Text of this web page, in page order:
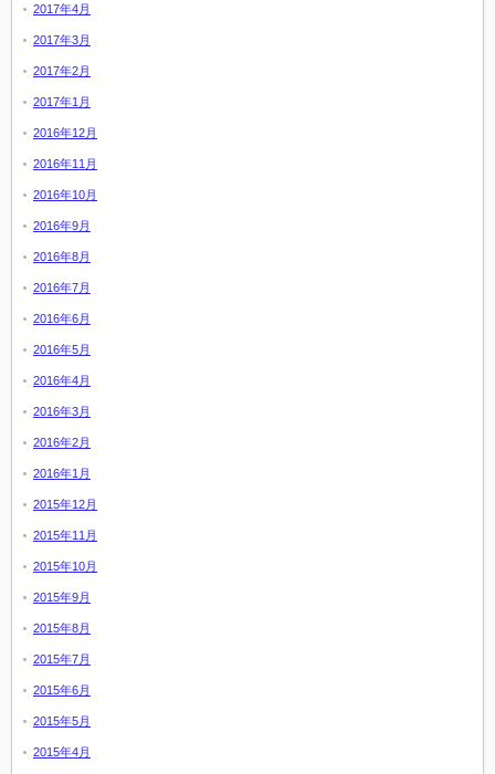
2017年4月
2017年3月
2017年2月
2017年1月
2016年12月
2016年11月
2016年10月
2016年9月
2016年8月
2016年7月
2016年6月
2016年5月
2016年4月
2016年3月
2016年2月
2016年1月
2015年12月
2015年11月
2015年10月
2015年9月
2015年8月
2015年7月
2015年6月
2015年5月
2015年4月